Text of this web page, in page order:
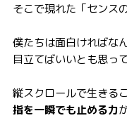
そこで現れた「センス
僕たちは面白ければな
目立てばいいとも思っ
縦スクロールで生きる
指を一瞬でも止める力